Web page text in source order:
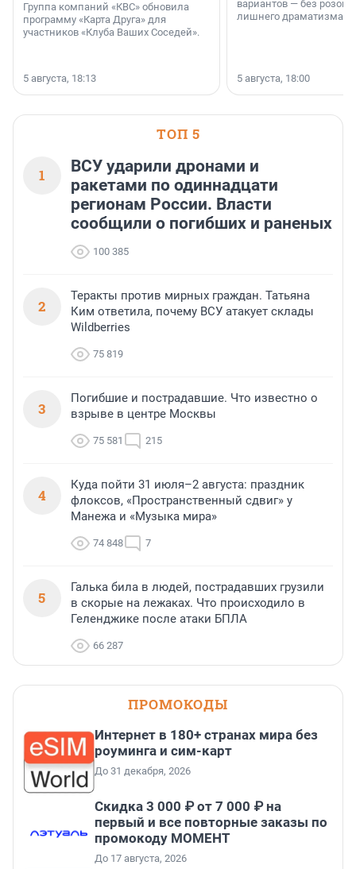
Группа компаний «КВС» обновила
программу «Карта Друга» для
участников «Клуба Ваших Соседей».
5 августа, 18:13
вариантов — без
лишнего драматизма.
5 августа, 18:00
ТОП 5
1
ВСУ ударили дронами и
ракетами по одиннадцати
регионам России. Власти
сообщили о погибших и раненых
100 385
2
Теракты против мирных граждан. Татьяна
Ким ответила, почему ВСУ атакует склады
Wildberries
75 819
3
Погибшие и пострадавшие. Что известно о
взрыве в центре Москвы
75 581 215
4
Куда пойти 31 июля–2 августа: праздник
флоксов, «Пространственный сдвиг» у
Манежа и «Музыка мира»
74 848 7
5
Галька била в людей, пострадавших грузили
в скорые на лежаках. Что происходило в
Геленджике после атаки БПЛА
66 287
ПРОМОКОДЫ
Интернет в 180+ странах мира без
роуминга и сим-карт
До 31 декабря, 2026
Скидка 3 000 ₽ от 7 000 ₽ на
первый и все повторные заказы по
промокоду МОМЕНТ
До 17 августа, 2026